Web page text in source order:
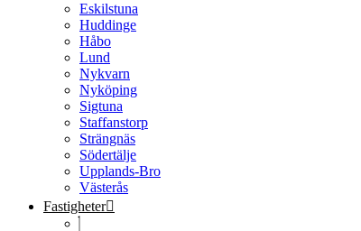
Eskilstuna
Huddinge
Håbo
Lund
Nykvarn
Nyköping
Sigtuna
Staffanstorp
Strängnäs
Södertälje
Upplands-Bro
Västerås
Fastigheter